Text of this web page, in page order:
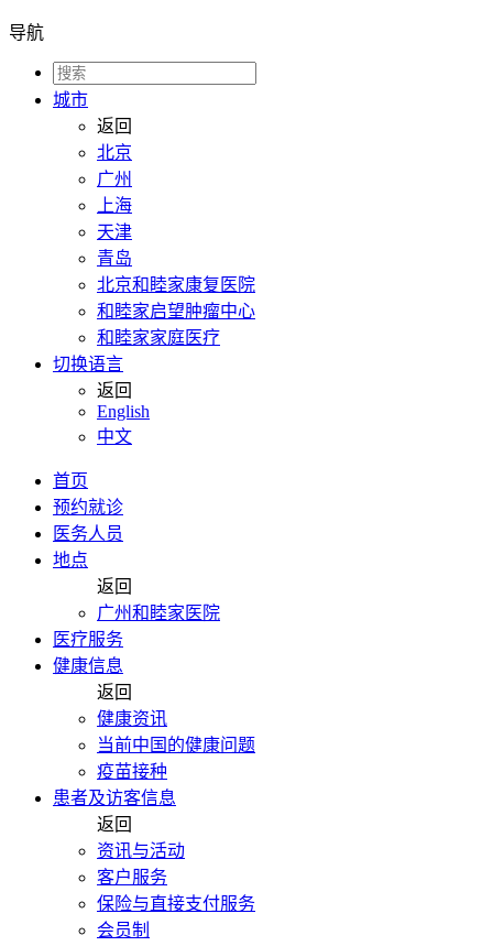
导航
城市
返回
北京
广州
上海
天津
青岛
北京和睦家康复医院
和睦家启望肿瘤中心
和睦家家庭医疗
切换语言
返回
English
中文
首页
预约就诊
医务人员
地点
返回
广州和睦家医院
医疗服务
健康信息
返回
健康资讯
当前中国的健康问题
疫苗接种
患者及访客信息
返回
资讯与活动
客户服务
保险与直接支付服务
会员制